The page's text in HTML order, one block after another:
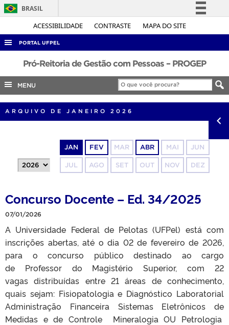
ACESSIBILIDADE CONTRASTE MAPA DO SITE
BRASIL
Simplifique!
Legislação
Canais
PORTAL UFPEL
ACESSO À INFORMAÇÃO
AUDITORIA
COBALTO
CONCURSOS
OUVIDORIA
TELEFONES
Pró-Reitoria de Gestão com Pessoas – PROGEP
MENU
ARQUIVO DE JANEIRO 2026
JAN FEV MAR ABR MAI JUN
JUL AGO SET OUT NOV DEZ
Concurso Docente – Ed. 34/2025
07/01/2026
A Universidade Federal de Pelotas (UFPel) está com
inscrições abertas, até o dia 02 de fevereiro de 2026,
para o concurso público destinado ao cargo
de Professor do Magistério Superior, com 22
vagas distribuídas entre 21 áreas de conhecimento,
quais sejam: Fisiopatologia e Diagnóstico Laboratorial
Administração Financeira Sistemas Eletrônicos de
Medidas e de Controle Mineralogia OU Petrologia